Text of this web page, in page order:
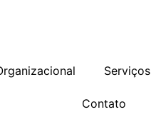
Serviços
Contato